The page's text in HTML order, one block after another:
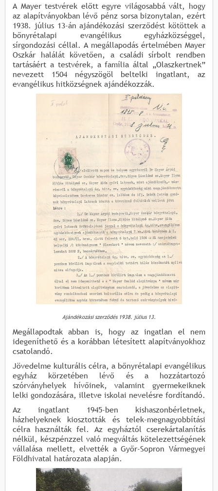
A Mayer testvérek előtt egyre világosabbá vált, hogy
az alapítványokban lévő pénz sorsa bizonytalan, ezért
1938. július 13-án ajándékozási szerződést kötöttek a
bőnyrétalapi evangélikus egyházközséggel,
sírgondozási céllal. A megállapodás értelmében Mayer
Oszkár halálát követően, a családi sírbolt rendben
tartásáért a testvérek, a família által „Olaszkertnek”
nevezett 1504 négyszögöl beltelki ingatlant, az
evangélikus hitközségnek ajándékozzák.
Ajándékozási szerződés 1938. július 13.
Megállapodtak abban is, hogy az ingatlan el nem
idegeníthető és a korábban létesített alapítványokhoz
csatolandó.
Jövedelme kulturális célra, a bőnyrétalapi evangélikus
egyház körzetében lévő és a hozzátartozó
szórványhelyek hívőinek, valamint gyermekeiknek
lelki gondozására, illetve iskolai nevelésre fordítandó.
Az ingatlant 1945-ben kishaszonbérletnek,
házhelyeknek kiosztották és telek-megnagyobbítási
célra használták fel. Az egyháztól cserekártalanítás
nélkül, készpénzzel való megváltás kötelezettségének
vállalása mellett, elvették a Győr-Sopron Vármegyei
Földhivatal határozata alapján.